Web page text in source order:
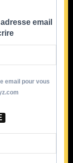
Formations
Contact
email
email pour vous